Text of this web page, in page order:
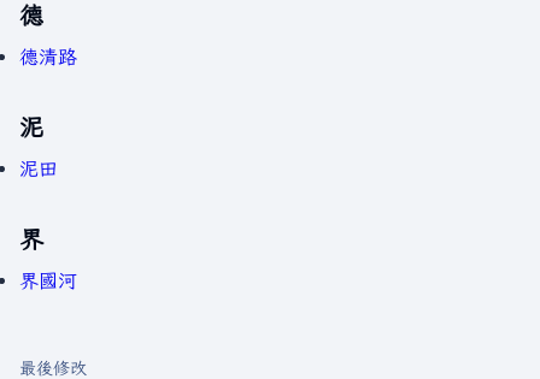
德
德清路
泥
泥田
界
界國河
最後修改